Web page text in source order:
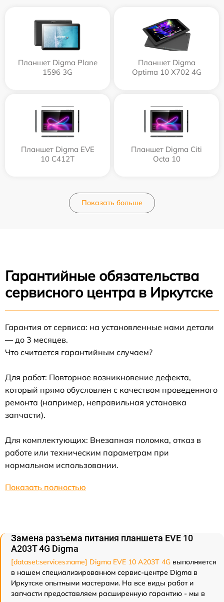
Планшет Digma Plane
1596 3G
Планшет Digma
Optima 10 X702 4G
Планшет Digma EVE
10 C412T
Планшет Digma Citi
Octa 10
Показать больше
Гарантийные обязательства
сервисного центра в Иркутске
Гарантия от сервиса: на установленные нами детали
— до 3 месяцев.
Что считается гарантийным случаем?
Для работ: Повторное возникновение дефекта,
который прямо обусловлен с качеством проведенного
ремонта (например, неправильная установка
запчасти).
Для комплектующих: Внезапная поломка, отказ в
работе или техническим параметрам при
нормальном использовании.
Показать полностью
Замена разъема питания планшета EVE 10
A203T 4G Digma
[dataset:services:name] Digma EVE 10 A203T 4G выполняется
в нашем специализированном сервис-центре Digma в
Иркутске опытными мастерами. На все виды работ и
запчасти предоставляем расширенную гарантию - мы в